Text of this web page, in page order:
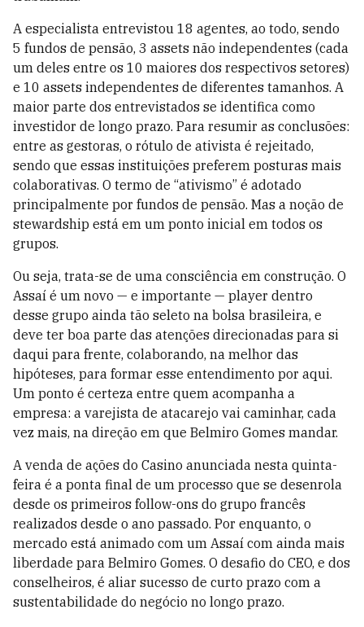
A especialista entrevistou 18 agentes, ao todo, sendo
5 fundos de pensão, 3 assets não independentes (cada
um deles entre os 10 maiores dos respectivos setores)
e 10 assets independentes de diferentes tamanhos. A
maior parte dos entrevistados se identifica como
investidor de longo prazo. Para resumir as conclusões:
entre as gestoras, o rótulo de ativista é rejeitado,
sendo que essas instituições preferem posturas mais
colaborativas. O termo de “ativismo” é adotado
principalmente por fundos de pensão. Mas a noção de
stewardship está em um ponto inicial em todos os
grupos.
Ou seja, trata-se de uma consciência em construção. O
Assaí é um novo — e importante — player dentro
desse grupo ainda tão seleto na bolsa brasileira, e
deve ter boa parte das atenções direcionadas para si
daqui para frente, colaborando, na melhor das
hipóteses, para formar esse entendimento por aqui.
Um ponto é certeza entre quem acompanha a
empresa: a varejista de atacarejo vai caminhar, cada
vez mais, na direção em que Belmiro Gomes mandar.
A venda de ações do Casino anunciada nesta quinta-
feira é a ponta final de um processo que se desenrola
desde os primeiros follow-ons do grupo francês
realizados desde o ano passado. Por enquanto, o
mercado está animado com um Assaí com ainda mais
liberdade para Belmiro Gomes. O desafio do CEO, e dos
conselheiros, é aliar sucesso de curto prazo com a
sustentabilidade do negócio no longo prazo.